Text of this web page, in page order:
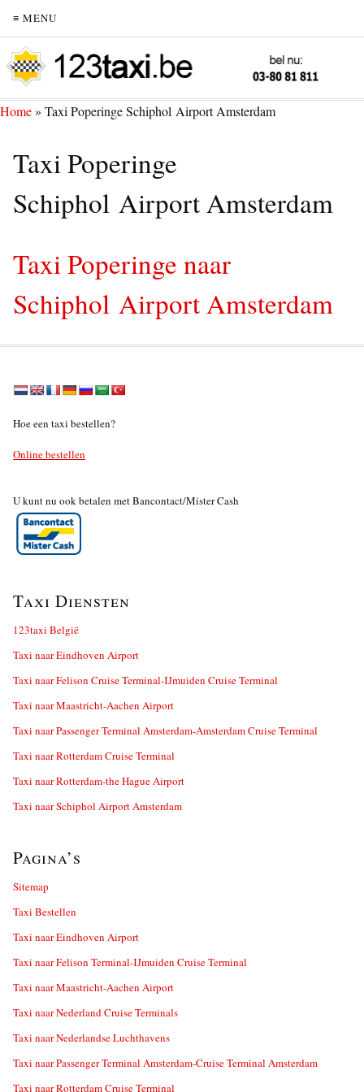
≡ MENU
Home» Taxi Poperinge Schiphol Airport Amsterdam
Taxi Poperinge
Schiphol Airport Amsterdam
Taxi Poperinge naar
Schiphol Airport Amsterdam
Hoe een taxi bestellen?
Online bestellen
U kunt nu ook betalen met Bancontact/Mister Cash
Taxi Diensten
123taxi België
Taxi naar Eindhoven Airport
Taxi naar Felison Cruise Terminal-IJmuiden Cruise Terminal
Taxi naar Maastricht-Aachen Airport
Taxi naar Passenger Terminal Amsterdam-Amsterdam Cruise Terminal
Taxi naar Rotterdam Cruise Terminal
Taxi naar Rotterdam-the Hague Airport
Taxi naar Schiphol Airport Amsterdam
Pagina’s
Sitemap
Taxi Bestellen
Taxi naar Eindhoven Airport
Taxi naar Felison Terminal-IJmuiden Cruise Terminal
Taxi naar Maastricht-Aachen Airport
Taxi naar Nederland Cruise Terminals
Taxi naar Nederlandse Luchthavens
Taxi naar Passenger Terminal Amsterdam-Cruise Terminal Amsterdam
Taxi naar Rotterdam Cruise Terminal